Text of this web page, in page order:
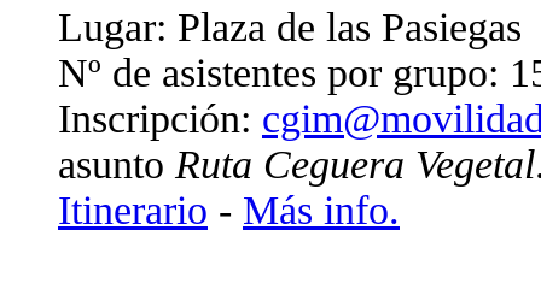
Lugar: Plaza de las Pasiegas
Nº de asistentes por grupo:
Inscripción:
asunto Ruta Ceguera Vegetal
Itinerario - Más info.